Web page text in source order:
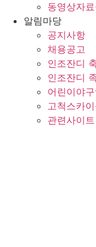
동영상자료
알림마당
공지사항
채용공고
인조잔디
인조잔디
어린이야
고척스카
관련사이트